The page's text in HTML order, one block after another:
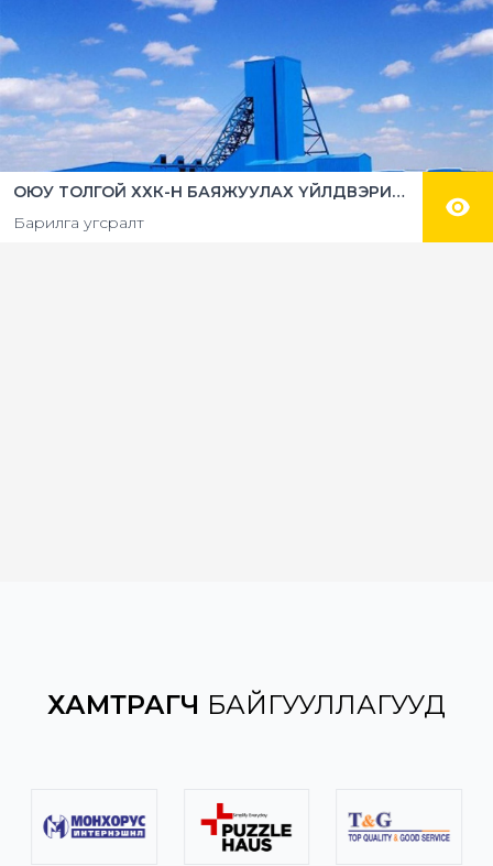
ОЮУ ТОЛГОЙ ХХК-Н БАЯЖУУЛАХ ҮЙЛДВЭРИЙН БЕТОН ШАЛ ЦУТГАХ АЖИЛ
Барилга угсралт
ХАМТРАГЧ БАЙГУУЛЛАГУУД